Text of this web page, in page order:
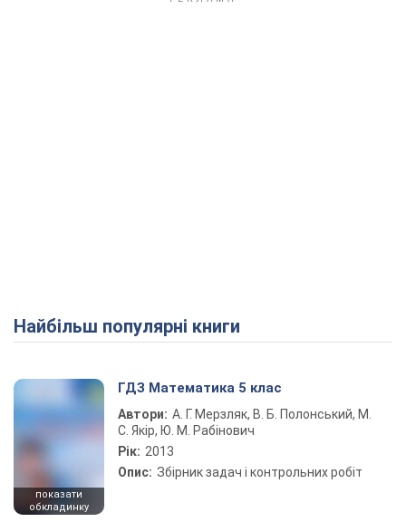
Найбільш популярні книги
показати
обкладинку
ГДЗ Математика 5 клас
Автори: А. Г. Мерзляк, В. Б. Полонський, М.
С. Якір, Ю. М. Рабінович
Рік: 2013
Опис: Збірник задач і контрольних робіт